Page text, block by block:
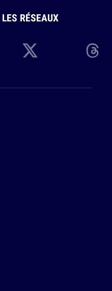
LES RÉSEAUX